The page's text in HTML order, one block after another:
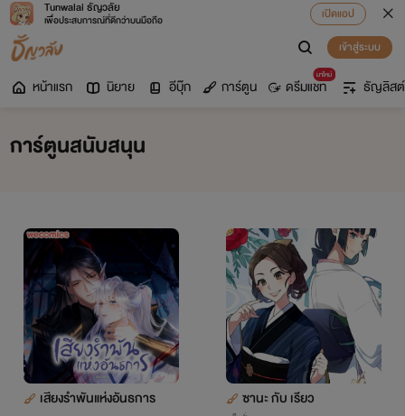
Tunwalai ธัญวลัย
เพื่อประสบการณ์ที่ดีกว่าบนมือถือ
เปิดแอป
เข้าสู่ระบบ
หน้าแรก นิยาย อีบุ๊ก การ์ตูน
มาใหม่
ดรีมแชท ธัญลิสต์
การ์ตูนสนับสนุน
เสียงรำพันแห่งอันธการ ซานะ กับ เรียว